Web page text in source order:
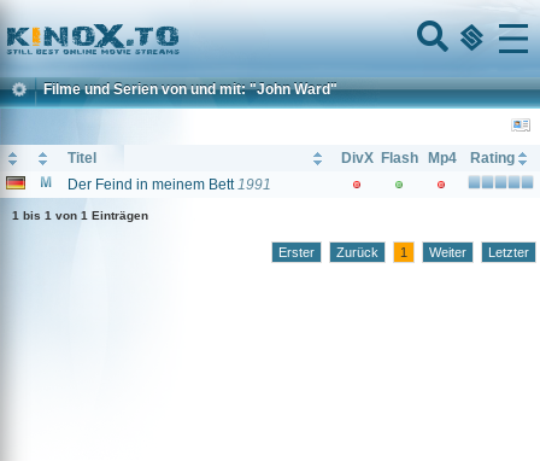
Home
Menu
Filme und Serien von und mit: "John Ward"
Titel DivX Flash Mp4
Rating
Der Feind in meinem Bett 1991
1 bis 1 von 1 Einträgen
Erster Zurück 1 Weiter Letzter